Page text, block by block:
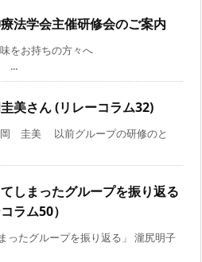
法学会主催研修会のご案内
をお持ちの方々へ
美さん (リレーコラム32)
圭美 以前グループの研修のと
しまったグループを振り返る
ラム50）
ったグループを振り返る」 瀧尻明子